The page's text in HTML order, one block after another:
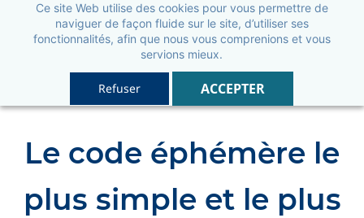
Ce site Web utilise des cookies pour vous permettre de
naviguer de façon fluide sur le site, d’utiliser ses
fonctionnalités, afin que nous vous comprenions et vous
servions mieux.
Refuser ACCEPTER
Le code éphémère le
plus simple et le plus